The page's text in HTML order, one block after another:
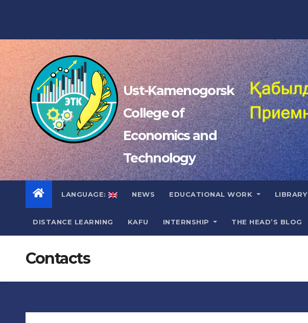
content
Ust-Kamenogorsk
College of
Economics and
Technology
LANGUAGE: NEWS EDUCATIONAL WORK LIBRARY
DISTANCE LEARNING KAFU INTERNSHIP THE HEAD’S BLOG
Contacts